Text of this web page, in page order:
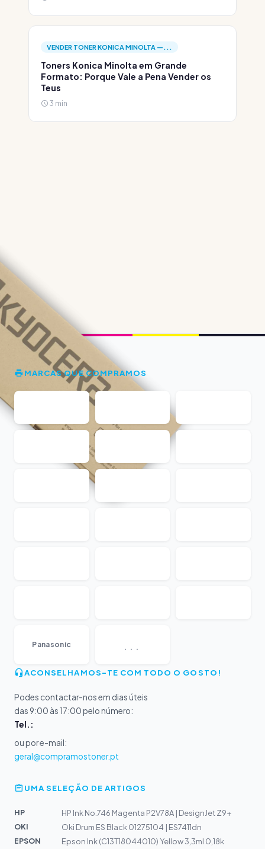
VENDER TONER KONICA MINOLTA —...
Toners Konica Minolta em Grande
Formato: Porque Vale a Pena Vender os
Teus
3 min
MARCAS QUE COMPRAMOS
Panasonic
ACONSELHAMOS-TE COM TODO O GOSTO!
Podes contactar-nos em dias úteis
das 9:00 às 17:00 pelo número:
Tel.:
ou por e-mail:
geral@compramostoner.pt
UMA SELEÇÃO DE ARTIGOS
HP
HP Ink No.746 Magenta P2V78A | DesignJet Z9+
OKI
Oki Drum ES Black 01275104 | ES7411dn
EPSON
Epson Ink (C13T18044010) Yellow 3,3ml 0,18k